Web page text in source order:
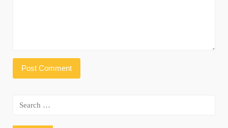
Search